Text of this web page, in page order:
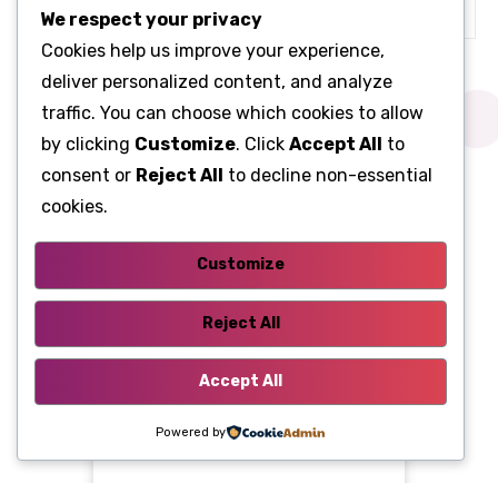
10 20 А
Пасажирський салон (сторона водія)
We respect your privacy
Cookies help us improve your experience,
deliver personalized content, and analyze
traffic. You can choose which cookies to allow
by clicking Customize. Click Accept All to
consent or Reject All to decline non-essential
cookies.
Customize
Reject All
Accept All
Powered by